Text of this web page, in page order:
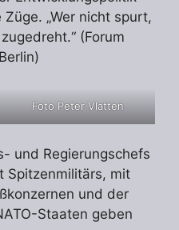
„Wer nicht spurt,
(Forum
Foto Peter Vlatten
und Regierungschefs
Spitzenmilitärs, mit
und der
Staaten geben